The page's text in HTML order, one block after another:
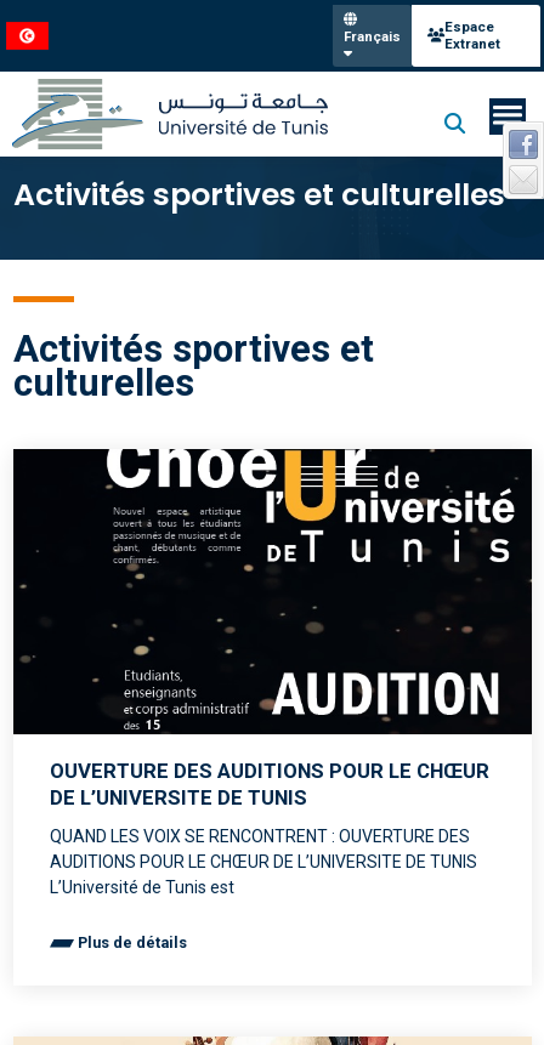
Français
Espace
Extranet
Activités sportives et culturelles
Activités sportives et
culturelles
OUVERTURE DES AUDITIONS POUR LE CHŒUR
DE L’UNIVERSITE DE TUNIS
QUAND LES VOIX SE RENCONTRENT : OUVERTURE DES
AUDITIONS POUR LE CHŒUR DE L’UNIVERSITE DE TUNIS
L’Université de Tunis est
Plus de détails